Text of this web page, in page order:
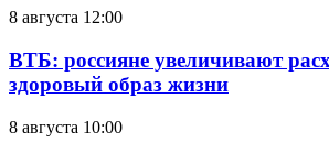
8 августа 12:00
ВТБ: россияне увеличивают
здоровый образ жизни
8 августа 10:00